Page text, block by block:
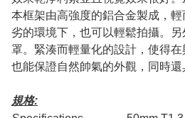
本框架由高強度的鋁合金製成，
劣的環境下，也可以輕鬆拍攝。
罩。緊湊而輕量化的設計，使得在
也能保證自然帥氣的外觀，同時還
規格: